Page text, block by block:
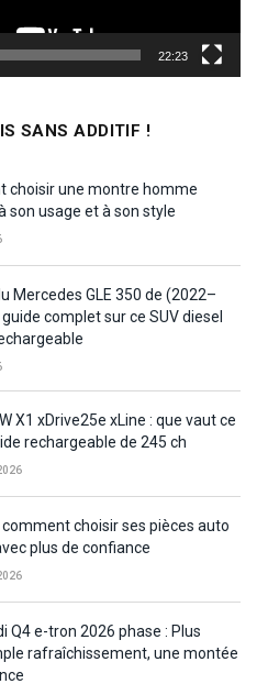
22:23
SANS ADDITIF !
choisir une montre homme
son usage et à son style
Mercedes GLE 350 de (2022–
complet sur ce SUV diesel
X1 xDrive25e xLine : que vaut ce
rechargeable de 245 ch
choisir ses pièces auto
plus de confiance
Q4 e-tron 2026 phase : Plus
rafraîchissement, une montée